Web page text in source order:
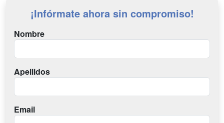
¡Infórmate ahora sin compromiso!
Nombre
Apellidos
Email